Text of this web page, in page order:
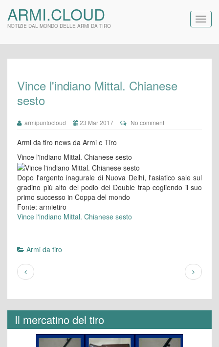
ARMI.CLOUD
NOTIZIE DAL MONDO DELLE ARMI DA TIRO
Vince l'indiano Mittal. Chianese
sesto
armipuntocloud 23 Mar 2017 No comment
Armi da tiro news da Armi e Tiro
Vince l'indiano Mittal. Chianese sesto
Dopo l'argento inagurale di Nuova Delhi, l'asiatico sale sul
gradino più alto del podio del Double trap cogliendo il suo
primo successo in Coppa del mondo
Fonte: armietiro
Vince l'indiano Mittal. Chianese sesto
Armi da tiro
Il mercatino del tiro